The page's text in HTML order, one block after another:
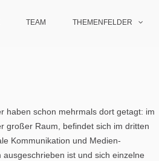
TEAM THEMENFELDER
haben schon mehrmals dort getagt: im
großer Raum, befindet sich im dritten
Kommunikation und Medien-
ausgeschrieben ist und sich einzelne